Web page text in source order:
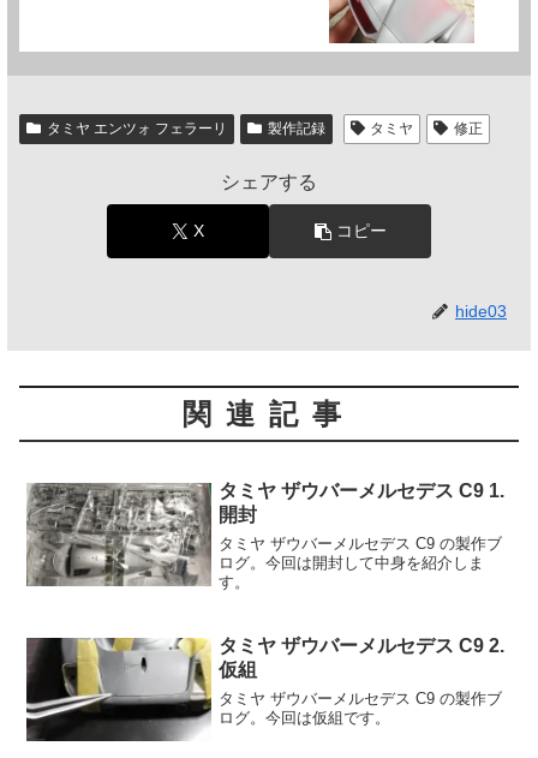
タミヤ エンツォ フェラーリ 製作記録 タミヤ 修正
シェアする
X コピー
hide03
関連記事
タミヤ ザウバーメルセデス C9 1.
開封
タミヤ ザウバーメルセデス C9 の製作ブ
ログ。今回は開封して中身を紹介しま
す。
タミヤ ザウバーメルセデス C9 2.
仮組
タミヤ ザウバーメルセデス C9 の製作ブ
ログ。今回は仮組です。